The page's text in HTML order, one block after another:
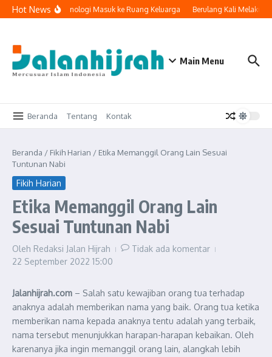
Lewati ke konten
Hot NewsKetika Teknologi Masuk ke Ruang Keluarga Berulang Kali
Main Menu
Beranda Tentang Kontak
Beranda / Fikih Harian / Etika Memanggil Orang Lain Sesuai
Tuntunan Nabi
Fikih Harian
Etika Memanggil Orang Lain
Sesuai Tuntunan Nabi
Oleh Redaksi Jalan Hijrah
Tidak ada komentar
22 September 2022 15:00
Jalanhijrah.com – Salah satu kewajiban orang tua terhadap
anaknya adalah memberikan nama yang baik. Orang tua ketika
memberikan nama kepada anaknya tentu adalah yang terbaik,
nama tersebut menunjukkan harapan-harapan kebaikan. Oleh
karenanya jika ingin memanggil orang lain, alangkah lebih